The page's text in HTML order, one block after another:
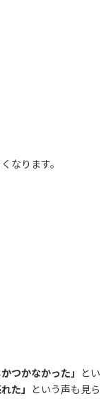
なります。
つかなかった」 とい
た」 という声も見ら